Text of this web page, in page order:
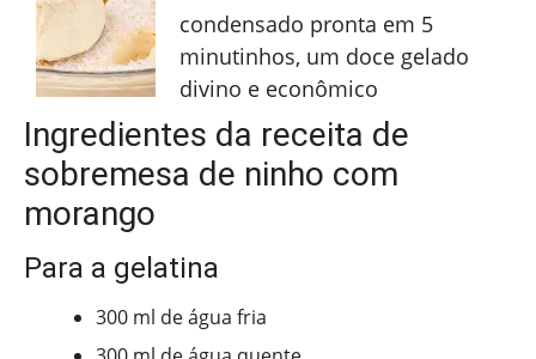
condensado pronta em 5
minutinhos, um doce gelado
divino e econômico
Ingredientes da receita de
sobremesa de ninho com
morango
Para a gelatina
300 ml de água fria